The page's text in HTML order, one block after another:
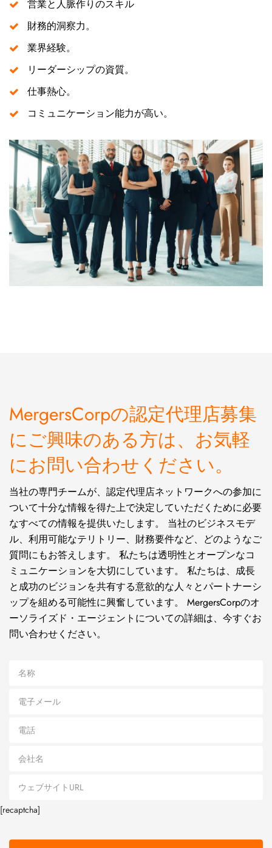
営業と人脈作りのスキル
財務的洞察力。
業界経験。
リーダーシップの資質。
仕事熱心。
コミュニケーション能力が高い。
MergersCorpの認定代理店募集
にご興味のある方は、お気軽
にお問い合わせください。
当社の専門チームが、認定代理店ネットワークへの参加に
ついて十分な情報を得た上で決定していただくために必要
なすべての情報を提供いたします。 当社のビジネスモデ
ル、利用可能なテリトリー、財務要件など、どのようなご
質問にもお答えします。 私たちは透明性とオープンなコ
ミュニケーションを大切にしています。 私たちは、成長
と成功のビジョンを共有する意欲的な人々とパートナーシ
ップを組める可能性に興奮しています。 MergersCorpのオ
ーソライズド・エージェントについての詳細は、今すぐお
問い合わせください。
[recaptcha]